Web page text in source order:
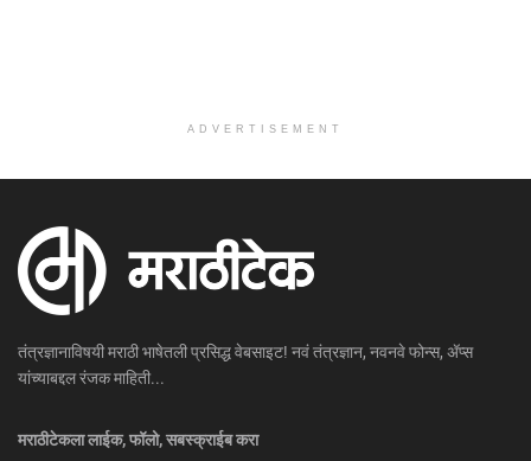
ADVERTISEMENT
तंत्रज्ञानाविषयी मराठी भाषेतली प्रसिद्ध वेबसाइट! नवं तंत्रज्ञान, नवनवे फोन्स, ॲप्स
यांच्याबद्दल रंजक माहिती...
मराठीटेकला लाईक, फॉलो, सबस्क्राईब करा